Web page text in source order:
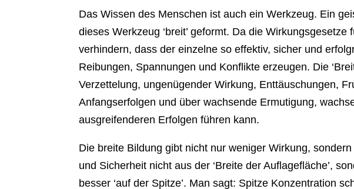
Das Wissen des Menschen ist auch ein Werkzeug. Ein
dieses Werkzeug ‘breit’ geformt. Da die
verhindern, dass der einzelne so effektiv, sicher und
Reibungen, Spannungen und Konflikte erzeugen. Die
Verzettelung, ungenügender Wirkung, Enttäuschungen,
Anfangserfolgen und über wachsende Ermutigung,
ausgreifenderen Erfolgen führen kann.
Die breite Bildung gibt nicht nur weniger Wirkung,
und Sicherheit nicht aus der ‘Breite der Auflagefläche’,
besser ‘auf der Spitze’. Man sagt: Spitze Konzentration